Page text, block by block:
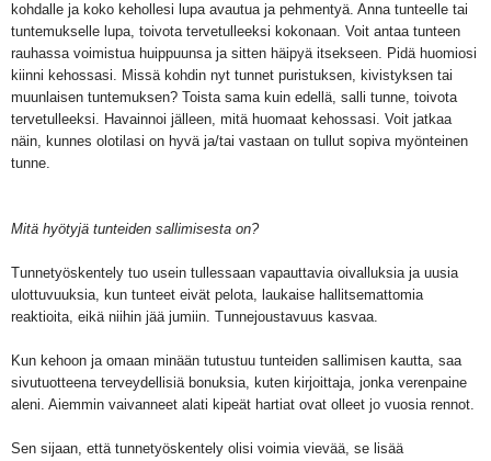
kohdalle ja koko kehollesi lupa avautua ja pehmentyä. Anna tunteelle tai
tuntemukselle lupa, toivota tervetulleeksi kokonaan. Voit antaa tunteen
rauhassa voimistua huippuunsa ja sitten häipyä itsekseen. Pidä huomiosi
kiinni kehossasi. Missä kohdin nyt tunnet puristuksen, kivistyksen tai
muunlaisen tuntemuksen? Toista sama kuin edellä, salli tunne, toivota
tervetulleeksi. Havainnoi jälleen, mitä huomaat kehossasi. Voit jatkaa
näin, kunnes olotilasi on hyvä ja/tai vastaan on tullut sopiva myönteinen
tunne.
Mitä hyötyjä tunteiden sallimisesta on?
Tunnetyöskentely tuo usein tullessaan vapauttavia oivalluksia ja uusia
ulottuvuuksia, kun tunteet eivät pelota, laukaise hallitsemattomia
reaktioita, eikä niihin jää jumiin. Tunnejoustavuus kasvaa.
Kun kehoon ja omaan minään tutustuu tunteiden sallimisen kautta, saa
sivutuotteena terveydellisiä bonuksia, kuten kirjoittaja, jonka verenpaine
aleni. Aiemmin vaivanneet alati kipeät hartiat ovat olleet jo vuosia rennot.
Sen sijaan, että tunnetyöskentely olisi voimia vievää, se lisää